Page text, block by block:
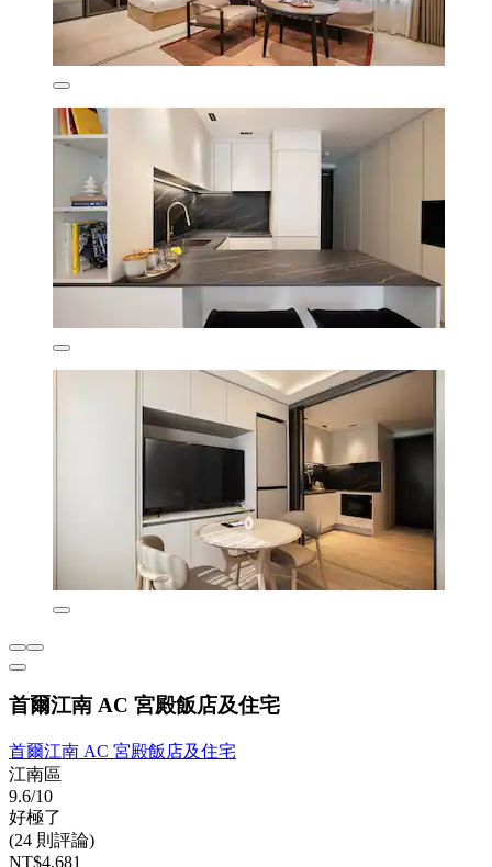
首爾江南 AC 宮殿飯店及住宅
首爾江南 AC 宮殿飯店及住宅
江南區
9.6/10
好極了
(24 則評論)
NT$4,681